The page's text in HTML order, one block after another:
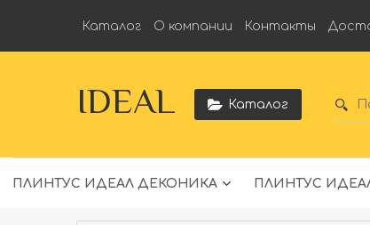
Каталог О компании Контакты
IDEAL Каталог
ПЛИНТУС ИДЕАЛ ДЕКОНИКА ПЛИНТУС ИДЕАЛ